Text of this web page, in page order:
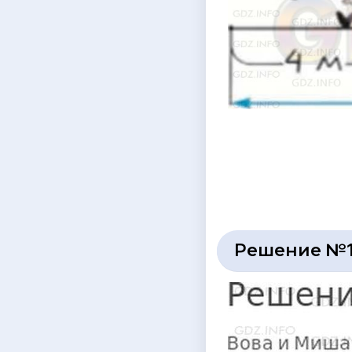
Решение